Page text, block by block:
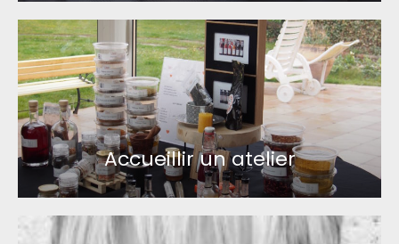
Accueillir un atelier